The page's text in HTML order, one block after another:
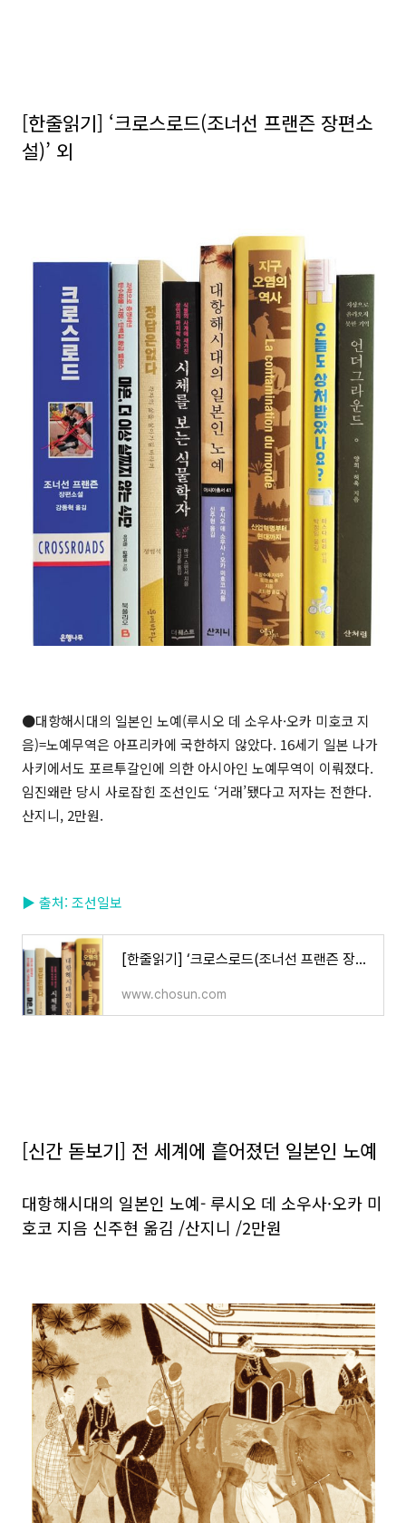
[한줄읽기] ‘크로스로드(조너선 프랜즌 장편소
설)’ 외
●대항해시대의 일본인 노예(루시오 데 소우사·오카 미호코 지
음)=노예무역은 아프리카에 국한하지 않았다. 16세기 일본 나가
사키에서도 포르투갈인에 의한 아시아인 노예무역이 이뤄졌다.
임진왜란 당시 사로잡힌 조선인도 ‘거래’됐다고 저자는 전한다.
산지니, 2만원.
▶ 출처: 조선일보
[한줄읽기] ‘크로스로드(조너선 프랜즌 장편소설)’ 외
www.chosun.com
[신간 돋보기] 전 세계에 흩어졌던 일본인 노예
대항해시대의 일본인 노예- 루시오 데 소우사·오카 미
호코 지음 신주현 옮김 /산지니 /2만원